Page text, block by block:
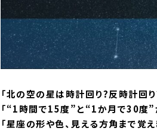
「北の空の星は時計回り?反時計回り
「“1時間で15度”と“1か月で30度”
「星座の形や色、見える方角まで覚え